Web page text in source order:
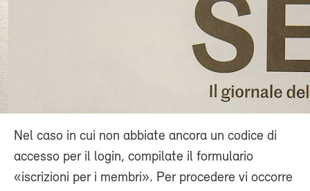
Nel caso in cui non abbiate ancora un codice di
accesso per il login, compilate il formulario
«iscrizioni per i membri». Per procedere vi occorre